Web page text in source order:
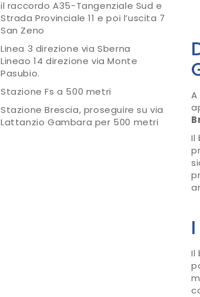
il raccordo A35-Tangenziale Sud e
Strada Provinciale 11 e poi l’uscita 7
San Zeno
Linea 3 direzione via Sberna
Lineao 14 direzione via Monte
Pasubio.
Stazione Fs a 500 metri
Stazione Brescia, proseguire su via
Lattanzio Gambara per 500 metri
Il
Il